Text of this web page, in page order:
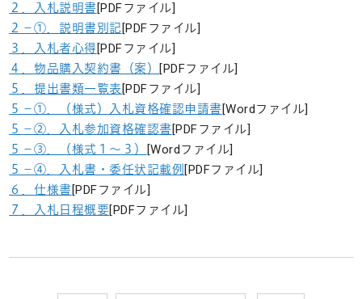
２．入札説明書 [PDFファイル]
２－①．説明書別記 [PDFファイル]
３．入札者心得 [PDFファイル]
４．物品購入契約書（案） [PDFファイル]
５．提出書類一覧表 [PDFファイル]
５－①．（様式）入札資格確認申請書 [Wordファイル]
５－②．入札参加資格確認書 [PDFファイル]
５－③．（様式１～３）
[Wordファイル]
５－④．入札書・委任状記載例 [PDFファイル]
６．仕様書 [PDFファイル]
７．入札日程概要[PDFファイル]